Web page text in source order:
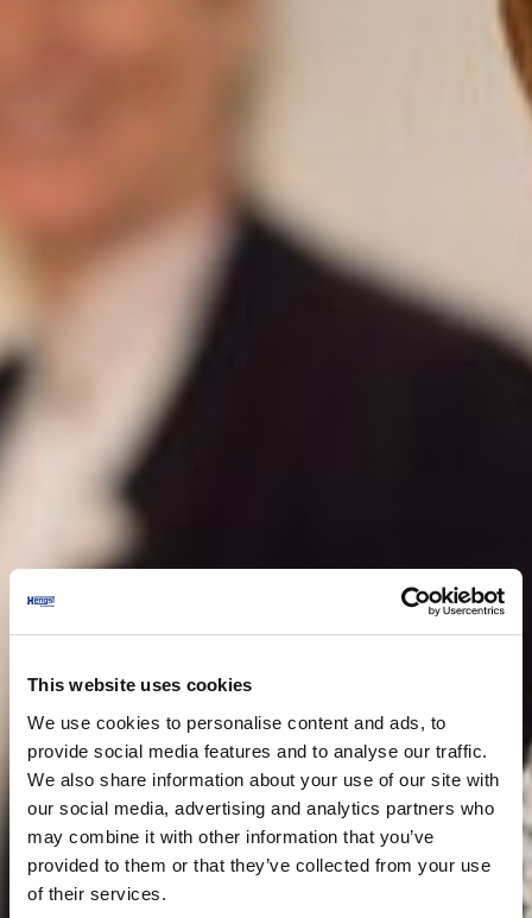
This website uses cookies
We use cookies to personalise content and ads, to
provide social media features and to analyse our traffic.
We also share information about your use of our site with
our social media, advertising and analytics partners who
may combine it with other information that you’ve
provided to them or that they’ve collected from your use
of their services.